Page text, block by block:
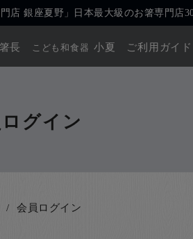
門店 銀座夏野」日本最大級のお箸専門店
長 こども和食器 小夏 ご利用ガイド
グイン
会員ログイン